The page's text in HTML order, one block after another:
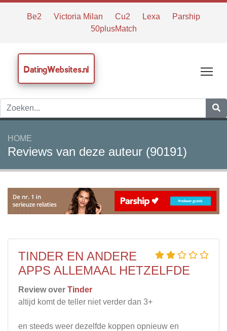
Be2 Victoria Milan Cu2 Lexa
Parship
50plusMatch
DatingWebsites.nl
HOME
Reviews van deze auteur (90191)
TINDER EN ANDERE
APPS ALLEMAAL HETZELFDE
Review over Tinder
altijd komt de teller niet verder dan 3+
en steeds weer dezelfde koppen opnieuw en